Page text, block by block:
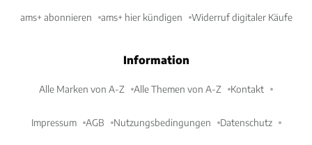
ams+ abonnieren ams+ hier kündigen Widerruf digitaler Käufe
Information
Alle Marken von A-Z Alle Themen von A-Z Kontakt
Impressum AGB Nutzungsbedingungen Datenschutz